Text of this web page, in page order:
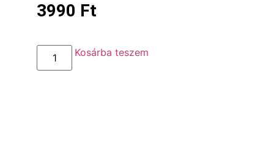
3990 Ft
Kosárba teszem